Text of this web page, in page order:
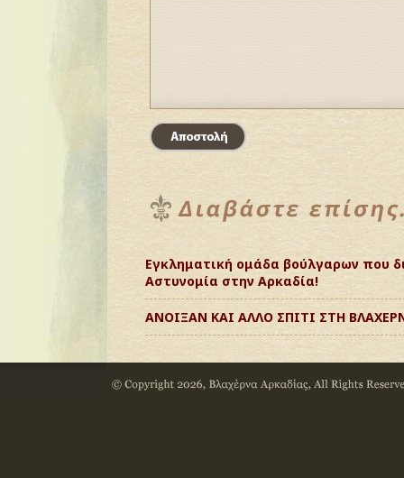
Εγκληματική ομάδα βούλγαρων που
Αστυνομία στην Αρκαδία!
ΑΝΟΙΞΑΝ ΚΑΙ ΑΛΛΟ ΣΠΙΤΙ ΣΤΗ